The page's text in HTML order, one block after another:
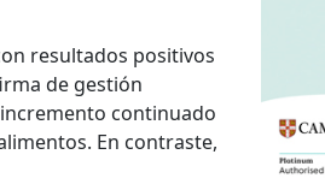
resultados positivos
de gestión
continuado
En contraste,